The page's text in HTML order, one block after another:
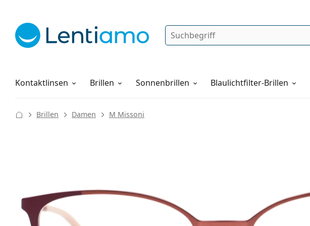
Suche
Kontaktlinsen
Pflegemittel Brillen Sonnenbrillen Blaulichtfilter-Brillen
Alles über den Einkauf
Brillen Damen M Missoni